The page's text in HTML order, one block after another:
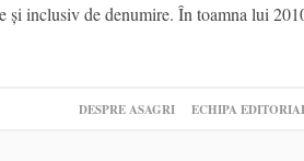
și inclusiv de denumire. În toamna lui
DESPRE ASAGRI ECHIPA